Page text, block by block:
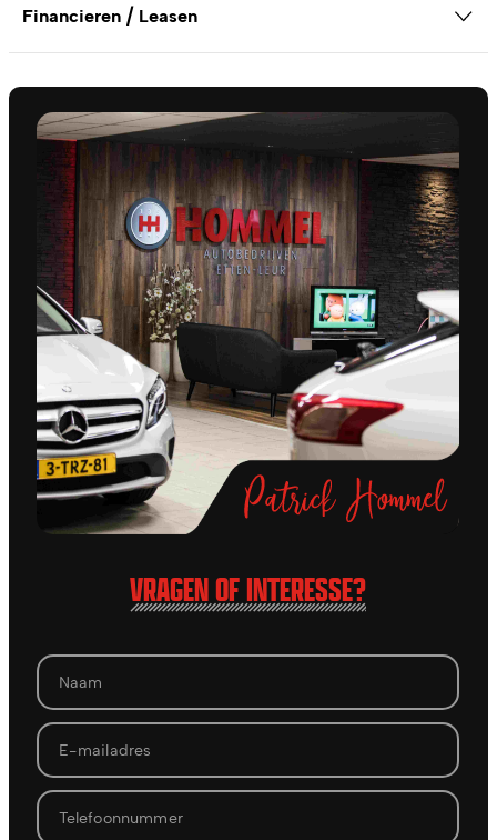
Financieren / Leasen
VRAGEN OF INTERESSE?